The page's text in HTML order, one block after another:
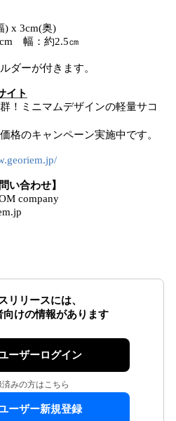
) x 3cm(奥)
幅：約2.5㎝
ダーが付きます。
イト
！ミニマムデザインの軽量サコ
格のキャンペーン実施中です。
い合わせ】
company
リリースには、
向けの情報があります
ーザーログイン
済みの方はこちら
ーザー新規登録